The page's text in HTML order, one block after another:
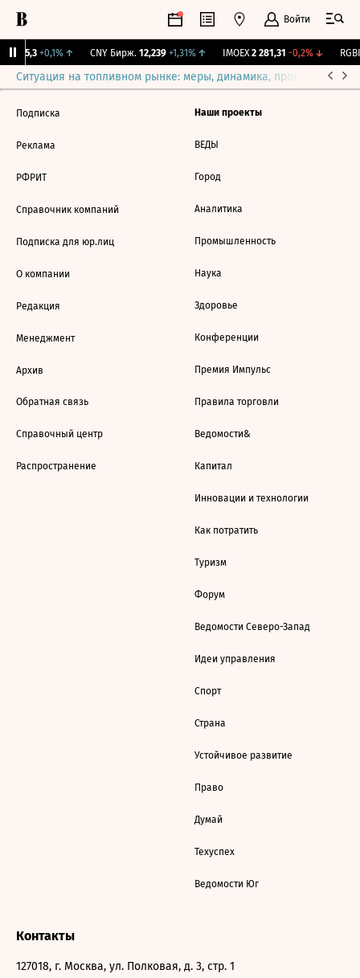
Войти
115,3 +0,1%↑ CNY Бирж. 12,239 +1,31%↑ IMOEX 2 281,31 -0,2%↓
Ситуация на топливном рынке: меры, динамика, прогнозы
Подписка
Реклама
РФРИТ
Справочник компаний
Подписка для юр.лиц
О компании
Редакция
Менеджмент
Архив
Обратная связь
Справочный центр
Распространение
Наши проекты
ВЕДЫ
Город
Аналитика
Промышленность
Наука
Здоровье
Конференции
Премия Импульс
Правила торговли
Ведомости&
Капитал
Инновации и технологии
Как потратить
Туризм
Форум
Ведомости Северо-Запад
Идеи управления
Спорт
Страна
Устойчивое развитие
Право
Думай
Техуспех
Ведомости Юг
Контакты
127018, г. Москва, ул. Полковая, д. 3, стр. 1